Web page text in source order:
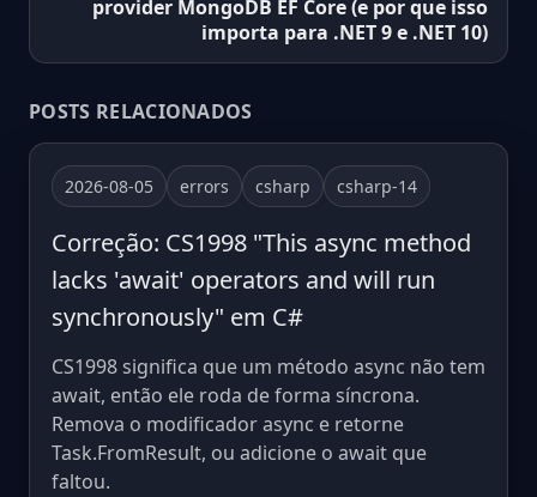
provider MongoDB EF Core (e por que isso
importa para .NET 9 e .NET 10)
POSTS RELACIONADOS
2026-08-05 errors csharp csharp-14
Correção: CS1998 "This async method
lacks 'await' operators and will run
synchronously" em C#
CS1998 significa que um método async não tem
await, então ele roda de forma síncrona.
Remova o modificador async e retorne
Task.FromResult, ou adicione o await que
faltou.